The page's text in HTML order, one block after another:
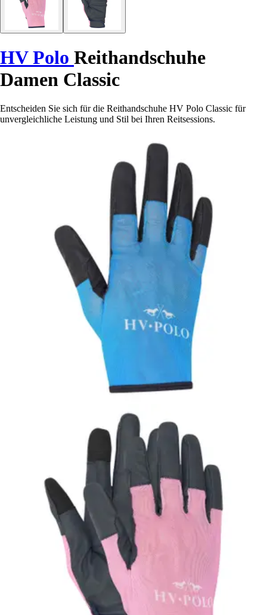
HV Polo Reithandschuhe
Damen Classic
Entscheiden Sie sich für die Reithandschuhe HV Polo Classic für
unvergleichliche Leistung und Stil bei Ihren Reitsessions.